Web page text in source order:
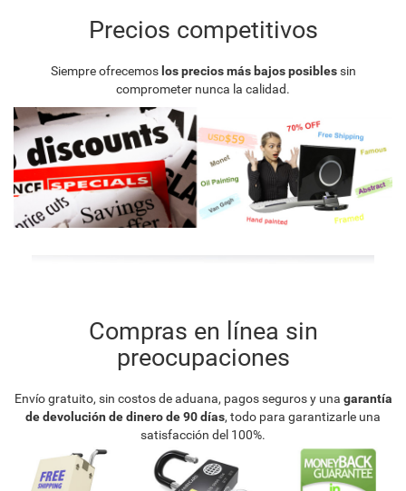
Precios competitivos
Siempre ofrecemoslos precios más bajos posiblessin
comprometer nunca la calidad.
Compras en línea sin
preocupaciones
Envío gratuito, sin costos de aduana, pagos seguros y una garantía
de devolución de dinero de 90 días, todo para garantizarle una
satisfacción del 100%.